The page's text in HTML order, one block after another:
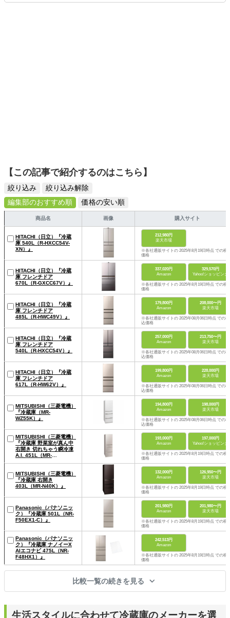
ムを楽しみながら、新作タイトルやイベント情報もいち早
【この記事で紹介するのはこちら】
絞り込み
絞り込み解除
編集部のおすすめ順
価格の安い順
商品名 画像 購入サイト
HITACHI（日立）『冷蔵
庫 540L（R-HXCC54V-
XN）』
212,980円
楽天市場
※各社通販サイトの 2025年8月19日時点 での税
価格
HITACHI（日立）『冷蔵
庫 フレンチドア
670L（R-GXCC67V）』
337,020円
Amazon
329,570円
Yahoo!ショッピング
※各社通販サイトの 2025年8月19日時点 での税
価格
HITACHI（日立）『冷蔵
庫 フレンチドア
485L（R-HWC49V）』
179,800円
Amazon
208,000〜円
楽天市場
※各社通販サイトの 2025年08月06日時点 での税
込価格
HITACHI（日立）『冷蔵
庫 フレンチドア
540L（R-HXCC54V）』
257,000円
Amazon
213,750〜円
楽天市場
※各社通販サイトの 2025年08月06日時点 での税
込価格
HITACHI（日立）『冷蔵
庫 フレンチドア
617L（R-HW62V）』
199,800円
Amazon
228,000円
楽天市場
※各社通販サイトの 2025年08月06日時点 での税
込価格
MITSUBISHI（三菱電機）
『冷蔵庫（MR-
WZ55K）』
194,800円
Amazon
198,000円
楽天市場
※各社通販サイトの 2025年08月06日時点 での税
込価格
MITSUBISHI（三菱電機）
『冷蔵庫 野菜室が真ん中
右開き 切れちゃう瞬冷凍
A.I. 451L（MR-
193,000円
Amazon
197,000円
Yahoo!ショッピング
※各社通販サイトの 2025年8月19日時点 での税
価格
MITSUBISHI（三菱電機）
『冷蔵庫 右開き
403L（MR-N40K）』
132,000円
Amazon
126,950〜円
楽天市場
※各社通販サイトの 2025年8月19日時点 での税
価格
Panasonic（パナソニッ
ク）『冷蔵庫 501L（NR-
F50EX1-C）』
201,980円
Amazon
201,980〜円
楽天市場
※各社通販サイトの 2025年8月19日時点 での税
価格
Panasonic（パナソニッ
ク）『冷蔵庫 ナノイーX
AIエコナビ 475L（NR-
F48HX1）』
242,513円
Amazon
※各社通販サイトの 2025年8月19日時点 での税
価格
比較一覧の続きを見る
生活スタイルに合わせて冷蔵庫のメーカーを選